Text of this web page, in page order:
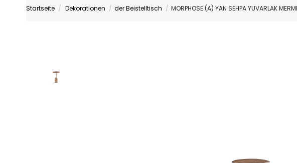
Startseite Dekorationen der Beistelltisch MORPHOSE (A) YAN SEHPA YUVARLAK